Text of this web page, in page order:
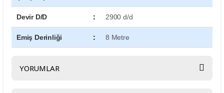
Devir D/D : 2900 d/d
Emiş Derinliği : 8 Metre
YORUMLAR